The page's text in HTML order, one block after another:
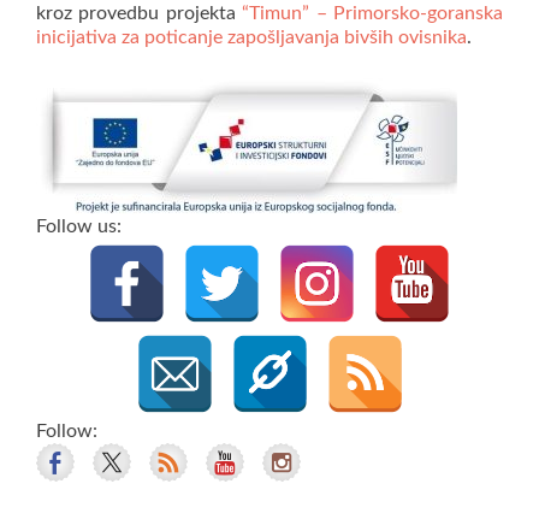
kroz provedbu projekta “Timun” – Primorsko-goranska
inicijativa za poticanje zapošljavanja bivših ovisnika.
Follow us:
Follow: